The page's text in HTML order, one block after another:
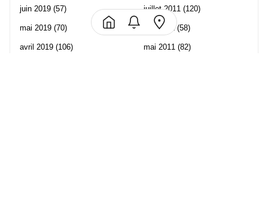
juin 2019 (57)
mai 2019 (70)
avril 2019 (106)
juillet 2011 (120)
juin 2011(58)
mai 2011 (82)